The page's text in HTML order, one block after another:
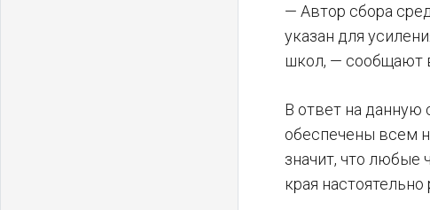
— Автор сбора
указан для
школ, — сообщают
В ответ на данную
обеспечены всем
значит, что любые
края